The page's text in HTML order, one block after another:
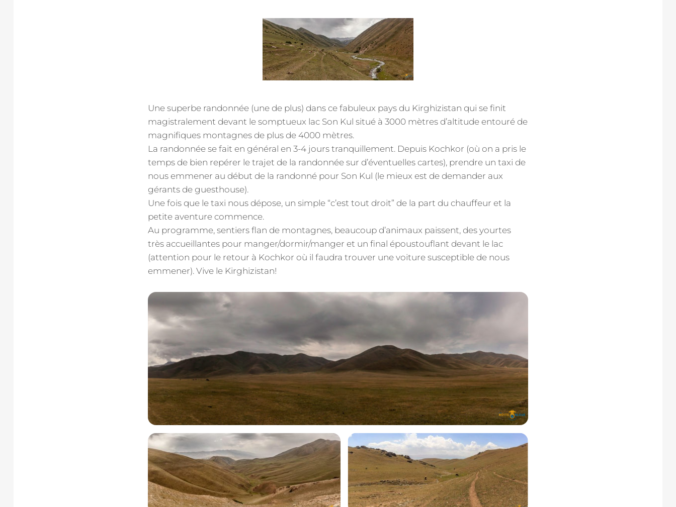
Une superbe randonnée (une de plus) dans ce fabuleux pays du Kirghizistan qui se finit
magistralement devant le somptueux lac Son Kul situé à 3000 mètres d’altitude entouré de
magnifiques montagnes de plus de 4000 mètres.
La randonnée se fait en général en 3-4 jours tranquillement. Depuis Kochkor (où on a pris le
temps de bien repérer le trajet de la randonnée sur d’éventuelles cartes), prendre un taxi de
nous emmener au début de la randonné pour Son Kul (le mieux est de demander aux
gérants de guesthouse).
Une fois que le taxi nous dépose, un simple “c’est tout droit” de la part du chauffeur et la
petite aventure commence.
Au programme, sentiers flan de montagnes, beaucoup d’animaux paissent, des yourtes
très accueillantes pour manger/dormir/manger et un final époustouflant devant le lac
(attention pour le retour à Kochkor où il faudra trouver une voiture susceptible de nous
emmener). Vive le Kirghizistan!